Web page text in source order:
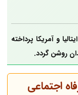
و آمریکا پرداخته
روشن گردد.
اجتماعی